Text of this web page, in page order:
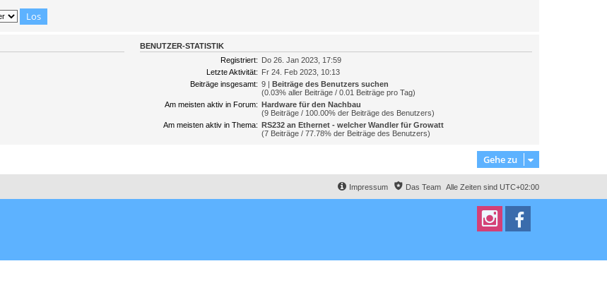
BENUTZER-STATISTIK
Registriert: Do 26. Jan 2023, 17:59
Letzte Aktivität: Fr 24. Feb 2023, 10:13
Beiträge insgesamt: 9 | Beiträge des Benutzers suchen
(0.03% aller Beiträge / 0.01 Beiträge pro Tag)
Am meisten aktiv in Forum: Hardware für den Nachbau
(9 Beiträge / 100.00% der Beiträge des Benutzers)
Am meisten aktiv in Thema: RS232 an Ethernet - welcher Wandler für Growatt
(7 Beiträge / 77.78% der Beiträge des Benutzers)
Gehe zu
Alle Zeiten sind UTC+02:00
Das Team
Impressum